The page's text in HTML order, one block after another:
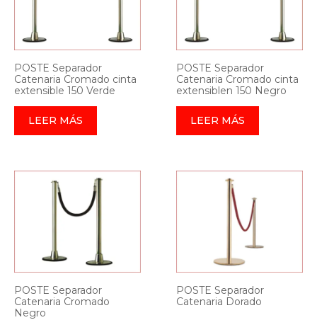
POSTE Separador
Catenaria Cromado cinta
extensible 150 Verde
LEER MÁS
POSTE Separador
Catenaria Cromado cinta
extensiblen 150 Negro
LEER MÁS
POSTE Separador
Catenaria Cromado
Negro
POSTE Separador
Catenaria Dorado